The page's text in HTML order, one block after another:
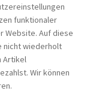
funktionaler
Website. Auf diese
nicht wiederholt
Artikel
Wir können